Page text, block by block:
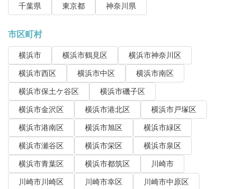
千葉県
東京都 神奈川県
市区町村
横浜市 横浜市鶴見区
横浜市神奈川区
横浜市西区
横浜市中区
横浜市南区
横浜市保土ケ谷区
横浜市磯子区
横浜市金沢区
横浜市港北区
横浜市戸塚区
横浜市港南区
横浜市旭区
横浜市緑区
横浜市瀬谷区
横浜市栄区
横浜市泉区
横浜市青葉区
横浜市都筑区
川崎市
川崎市川崎区
川崎市幸区
川崎市中原区